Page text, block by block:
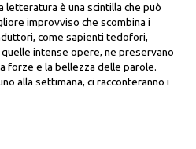
letteratura è una scintilla che può
improvviso che scombina i
come sapienti tedofori,
intense opere, ne preservano
forze e la bellezza delle parole.
alla settimana, ci racconteranno i